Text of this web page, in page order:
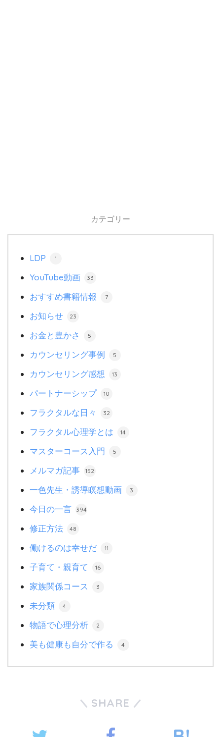
カテゴリー
LDP 1
YouTube動画 33
おすすめ書籍情報 7
お知らせ 23
お金と豊かさ 5
カウンセリング事例 5
カウンセリング感想 13
パートナーシップ 10
フラクタルな日々 32
フラクタル心理学とは 14
マスターコース入門 5
メルマガ記事 152
一色先生・誘導瞑想動画 3
今日の一言 394
修正方法 48
働けるのは幸せだ 11
子育て・親育て 16
家族関係コース 3
未分類 4
物語で心理分析 2
美も健康も自分で作る 4
SHARE